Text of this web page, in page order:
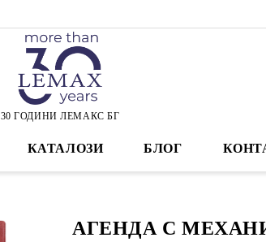
30 ГОДИНИ ЛЕМАКС БГ
КАТАЛОЗИ БЛОГ
АГЕНДА С